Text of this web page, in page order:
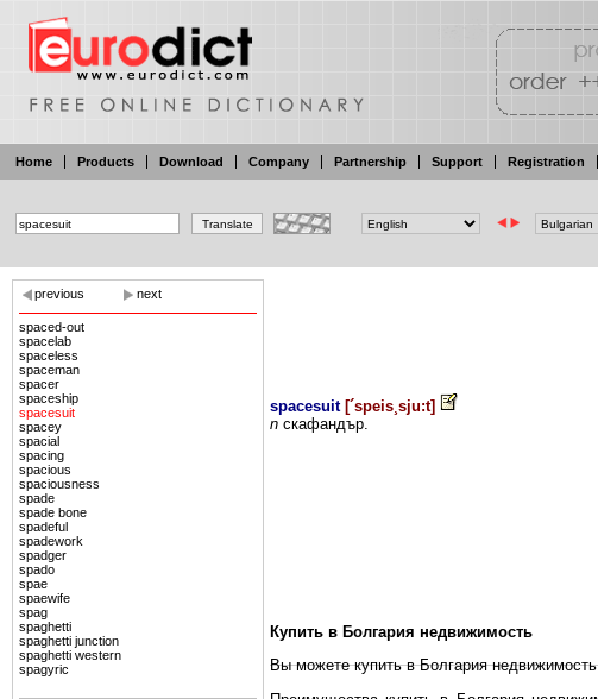
Home Products Download Company Partnership Support Registration
previous next
spaced-out
spacelab
spaceless
spaceman
spacer
spaceship
spacesuit
spacey
spacial
spacing
spacious
spaciousness
spade
spade bone
spadeful
spadework
spadger
spado
spae
spaewife
spag
spaghetti
spaghetti junction
spaghetti western
spagyric
spacesuit [´speis¸sju:t]
n скафандър.
Купить в Болгария недвижимость
Вы можете купить в Болгария